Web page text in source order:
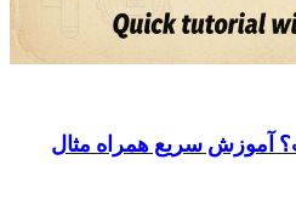
آموزش سریع همراه مثال